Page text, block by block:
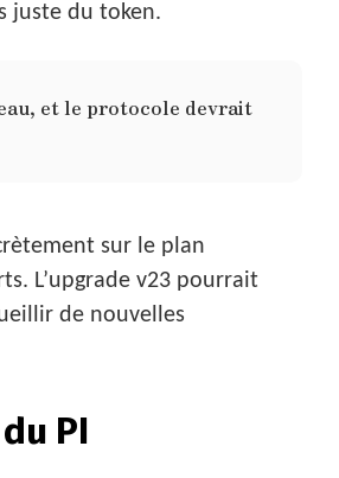
juste du token.
et le protocole devrait
sur le plan
L’upgrade v23 pourrait
de nouvelles
PI